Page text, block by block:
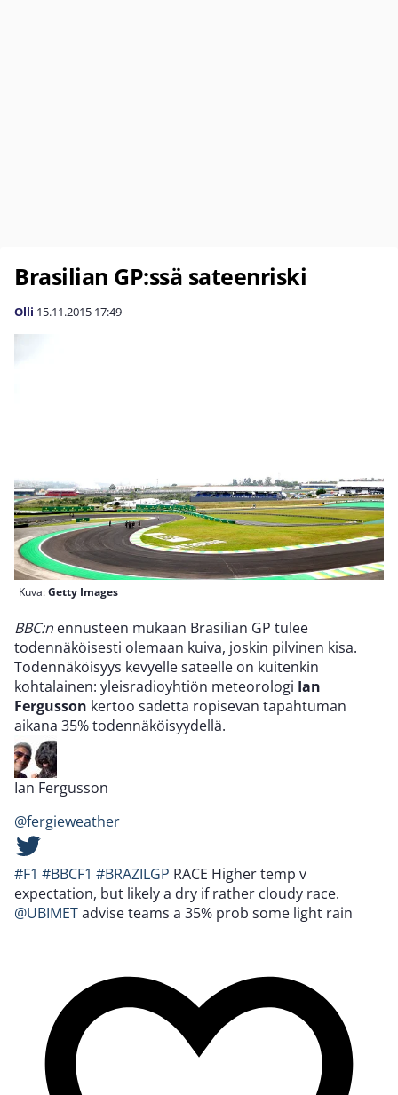
Brasilian GP:ssä sateenriski
Olli 15.11.2015 17:49
Kuva:Getty Images
BBC:n ennusteen mukaan Brasilian GP tulee
todennäköisesti olemaan kuiva, joskin pilvinen kisa.
Todennäköisyys kevyelle sateelle on kuitenkin
kohtalainen: yleisradioyhtiön meteorologi Ian
Fergusson kertoo sadetta ropisevan tapahtuman
aikana 35% todennäköisyydellä.
Ian Fergusson
@fergieweather
#F1 #BBCF1 #BRAZILGP RACE Higher temp v
expectation, but likely a dry if rather cloudy race.
@UBIMETadvise teams a 35% prob some light rain